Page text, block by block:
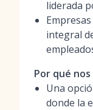
liderada
integral
Por qué
Una
donde la